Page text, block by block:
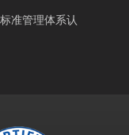
准管理体系认